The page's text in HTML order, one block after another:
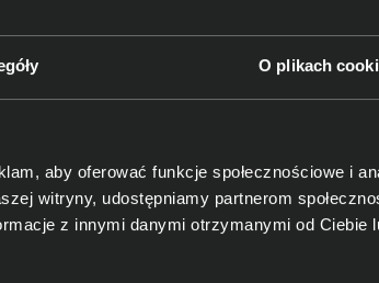
O plikach
aby oferować funkcje społecznościowe i
witryny, udostępniamy partnerom
z innymi danymi otrzymanymi od Ciebie
64bit OEM
Laptop Lenovo ThinkPad
Gen 3 21SR0070PB Ultra 5